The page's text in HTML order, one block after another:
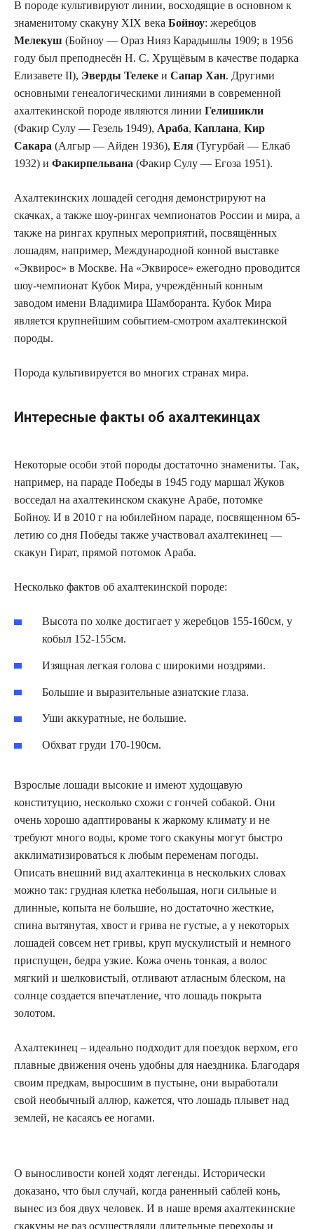
В породе культивируют линии, восходящие в основном к
знаменитому скакуну XIX века Бойноу: жеребцов
Мелекуш (Бойноу — Ораз Нияз Карадышлы 1909; в 1956
году был преподнесён Н. С. Хрущёвым в качестве подарка
Елизавете II), Эверды Телеке и Сапар Хан. Другими
основными генеалогическими линиями в современной
ахалтекинской породе являются линии Гелишикли
(Факир Сулу — Гезель 1949), Араба, Каплана, Кир
Сакара (Алгыр — Айден 1936), Еля (Тугурбай — Елкаб
1932) и Факирпельвана (Факир Сулу — Егоза 1951).
Ахалтекинских лошадей сегодня демонстрируют на
скачках, а также шоу-рингах чемпионатов России и мира, а
также на рингах крупных мероприятий, посвящённых
лошадям, например, Международной конной выставке
«Эквирос» в Москве. На «Эквиросе» ежегодно проводится
шоу-чемпионат Кубок Мира, учреждённый конным
заводом имени Владимира Шамборанта. Кубок Мира
является крупнейшим событием-смотром ахалтекинской
породы.
Порода культивируется во многих странах мира.
Интересные факты об ахалтекинцах
Некоторые особи этой породы достаточно знамениты. Так,
например, на параде Победы в 1945 году маршал Жуков
восседал на ахалтекинском скакуне Арабе, потомке
Бойноу. И в 2010 г на юбилейном параде, посвященном 65-
летию со дня Победы также участвовал ахалтекинец —
скакун Гират, прямой потомок Араба.
Несколько фактов об ахалтекинской породе:
Высота по холке достигает у жеребцов 155-160см, у
кобыл 152-155см.
Изящная легкая голова с широкими ноздрями.
Большие и выразительные азиатские глаза.
Уши аккуратные, не большие.
Обхват груди 170-190см.
Взрослые лошади высокие и имеют худощавую
конституцию, несколько схожи с гончей собакой. Они
очень хорошо адаптированы к жаркому климату и не
требуют много воды, кроме того скакуны могут быстро
акклиматизироваться к любым переменам погоды.
Описать внешний вид ахалтекинца в нескольких словах
можно так: грудная клетка небольшая, ноги сильные и
длинные, копыта не большие, но достаточно жесткие,
спина вытянутая, хвост и грива не густые, а у некоторых
лошадей совсем нет гривы, круп мускулистый и немного
приспущен, бедра узкие. Кожа очень тонкая, а волос
мягкий и шелковистый, отливают атласным блеском, на
солнце создается впечатление, что лошадь покрыта
золотом.
Ахалтекинец – идеально подходит для поездок верхом, его
плавные движения очень удобны для наездника. Благодаря
своим предкам, выросшим в пустыне, они выработали
свой необычный аллюр, кажется, что лошадь плывет над
землей, не касаясь ее ногами.
О выносливости коней ходят легенды. Исторически
доказано, что был случай, когда раненный саблей конь,
вынес из боя двух человек. И в наше время ахалтекинские
скакуны не раз осуществляли длительные переходы и